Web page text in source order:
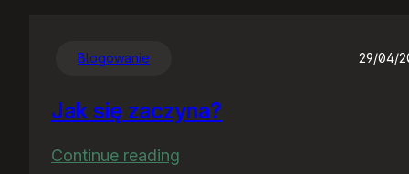
Blogowanie 29/04/
Jak się zaczyna?
Continue reading